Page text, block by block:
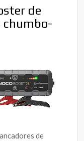
de
chumbo-
de